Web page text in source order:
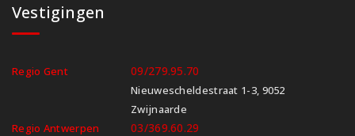
Vestigingen
Regio Gent 09/279.95.70
Nieuwescheldestraat 1-3, 9052
Zwijnaarde
Regio Antwerpen
03/369.60.29